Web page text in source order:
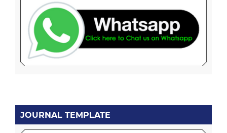
JOURNAL TEMPLATE